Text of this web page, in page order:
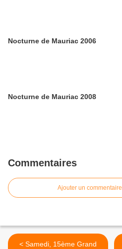
Nocturne de Mauriac 2006
Nocturne de Mauriac 2008
Commentaires
Ajouter un commentaire
< Samedi, 15ème Grand